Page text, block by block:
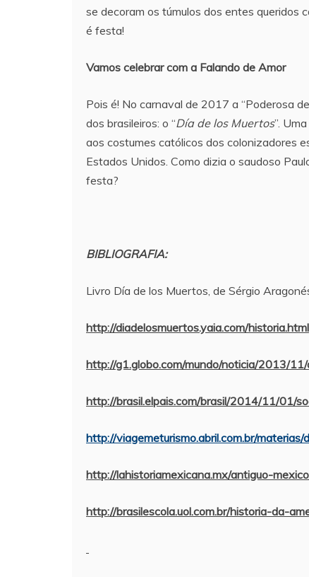
se decoram os túmulos dos entes queridos
é festa!
Vamos celebrar com a Falando de Amor
Pois é! No carnaval de 2017 a “Poderosa
dos brasileiros: o “Día de los Muertos”.
aos costumes católicos dos colonizadores
Estados Unidos. Como dizia o saudoso
festa?
BIBLIOGRAFIA:
Livro Día de los Muertos, de Sérgio
http://diadelosmuertos.yaia.com/historia.html
http://g1.globo.com/mundo/noticia/2013/
http://brasil.elpais.com/brasil/2014/11/01/
http://viagemeturismo.abril.com.br/
http://lahistoriamexicana.mx/antiguo-
http://brasilescola.uol.com.br/historia-da-